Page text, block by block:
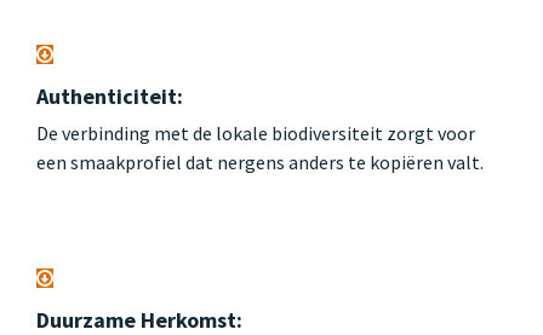
Authenticiteit:
De verbinding met de lokale biodiversiteit zorgt voor
een smaakprofiel dat nergens anders te kopiëren valt.
Duurzame Herkomst: